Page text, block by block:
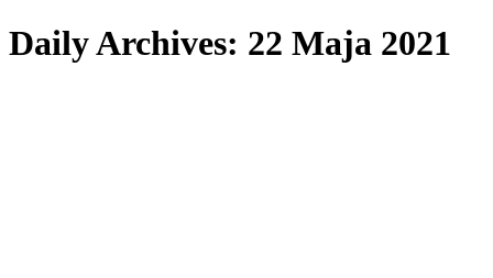
Daily Archives: 22 Maja 2021